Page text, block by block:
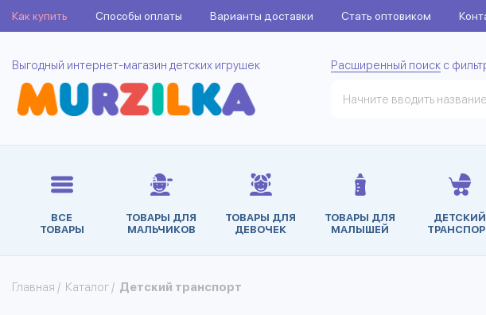
Как купить Способы оплаты Варианты доставки Стать оптовиком
Выгодный интернет-магазин детских игрушек Расширенный поиск с
ВСЕ
ТОВАРЫ
ТОВАРЫ ДЛЯ
МАЛЬЧИКОВ
ТОВАРЫ ДЛЯ
ДЕВОЧЕК
ТОВАРЫ ДЛЯ
МАЛЫШЕЙ
ДЕТСКИЙ
Главная / Каталог / Детский транспорт